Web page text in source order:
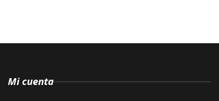
Mi cuenta